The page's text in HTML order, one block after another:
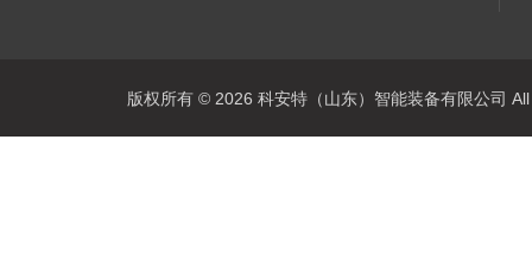
版权所有 © 2026 科安特（山东）智能装备有限公